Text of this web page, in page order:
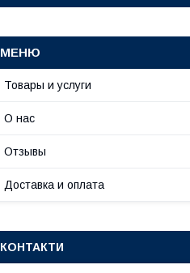
Товары и услуги
О нас
Отзывы
Доставка и оплата
КОНТАКТИ